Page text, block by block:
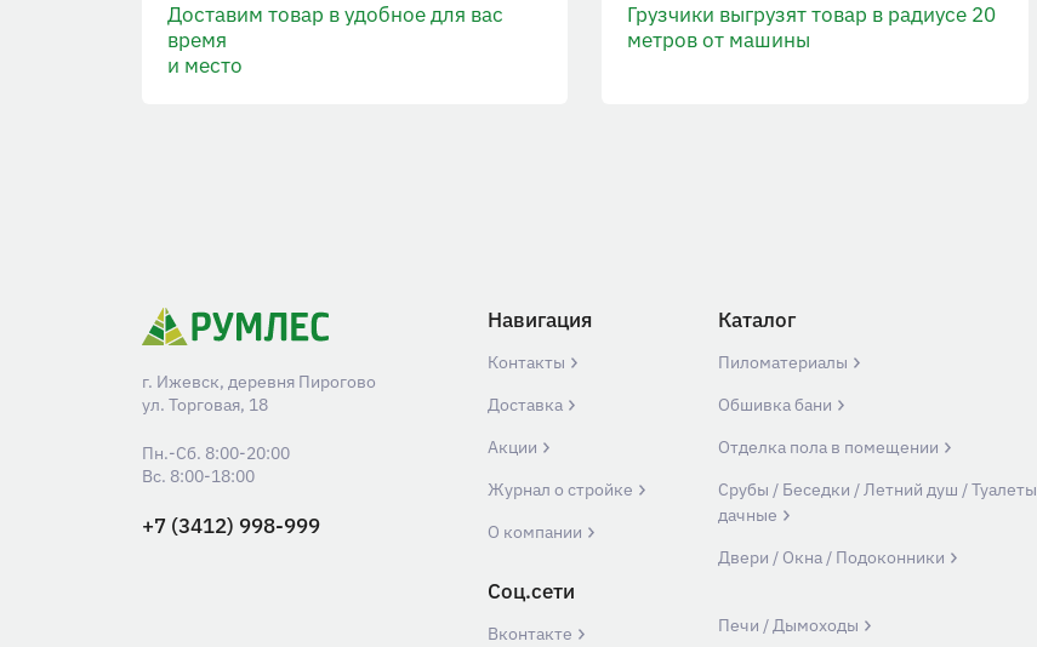
Доставим товар в удобное для вас
время
и место
Грузчики выгрузят товар в радиусе 20
метров от машины
г. Ижевск, деревня Пирогово
ул. Торговая, 18
+7 (3412) 998-999
Пн.-Сб. 8:00-20:00
Вс. 8:00-18:00
Навигация
Контакты
Доставка
Акции
Журнал о стройке
О компании
Соц.сети
Вконтакте
Каталог
Пиломатериалы
Обшивка бани
Отделка пола в помещении
Срубы / Беседки / Летний душ / Туалеты
дачные
Двери / Окна / Подоконники
Печи / Дымоходы